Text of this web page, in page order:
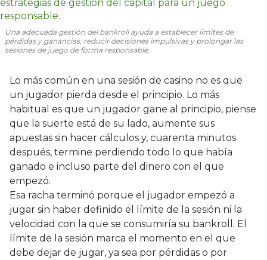
Una adecuada gestión del bankroll ayuda a establecer límites de
pérdidas y ganancias, reducir decisiones impulsivas y prolongar las
sesiones de juego de forma responsable.
Lo más común en una sesión de casino no es que
un jugador pierda desde el principio. Lo más
habitual es que un jugador gane al principio, piense
que la suerte está de su lado, aumente sus
apuestas sin hacer cálculos y, cuarenta minutos
después, termine perdiendo todo lo que había
ganado e incluso parte del dinero con el que
empezó.
Esa racha terminó porque el jugador empezó a
jugar sin haber definido el límite de la sesión ni la
velocidad con la que se consumiría su bankroll. El
límite de la sesión marca el momento en el que
debe dejar de jugar, ya sea por pérdidas o por